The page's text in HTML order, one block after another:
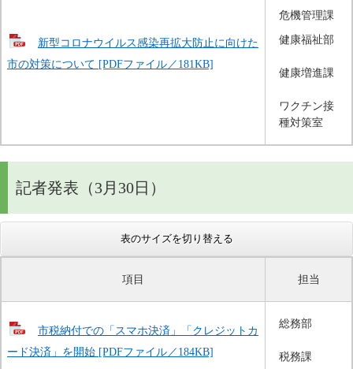
新型コロナウイルス感染再拡大防止に向けた
市の対策について [PDFファイル／181KB]
危機管理課
健康福祉部
健康増進課
ワクチン接
種対策室
記者発表（3月30日）
表のサイズを切り替える
項目 担当
市税納付での「スマホ決済」「クレジットカ
ード決済」を開始 [PDFファイル／184KB]
総務部
税務課